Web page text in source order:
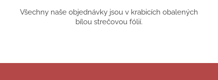
Všechny naše objednávky jsou v krabicích obalených
bílou strečovou fólií.
Z